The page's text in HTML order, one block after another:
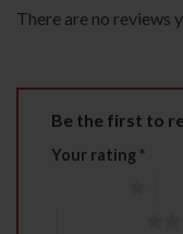
There are no reviews
Be the first to
Your rating*